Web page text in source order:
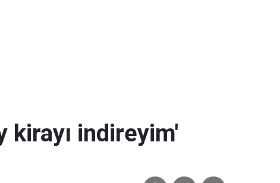
kirayı indireyim'